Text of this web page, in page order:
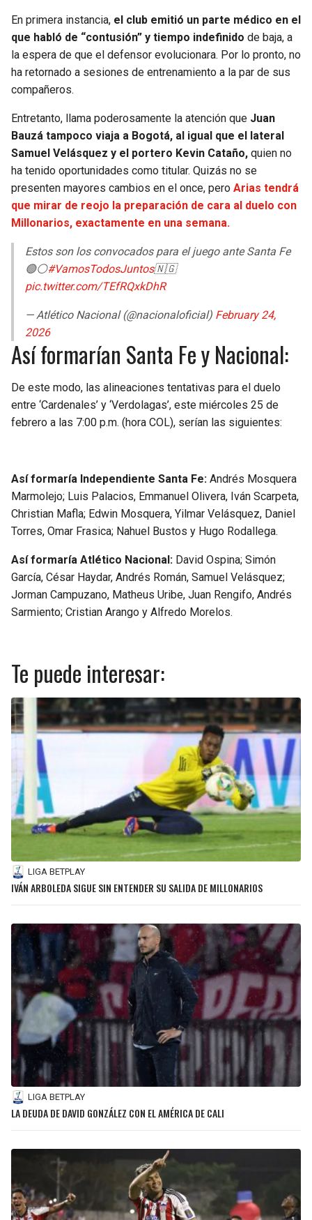
En primera instancia, el club emitió un parte médico en el
que habló de “contusión” y tiempo indefinido de baja, a
la espera de que el defensor evolucionara. Por lo pronto, no
ha retornado a sesiones de entrenamiento a la par de sus
compañeros.
Entretanto, llama poderosamente la atención que Juan
Bauzá tampoco viaja a Bogotá, al igual que el lateral
Samuel Velásquez y el portero Kevin Cataño, quien no
ha tenido oportunidades como titular. Quizás no se
presenten mayores cambios en el once, pero Arias tendrá
que mirar de reojo la preparación de cara al duelo con
Millonarios, exactamente en una semana.
Estos son los convocados para el juego ante Santa Fe
🟢⚪️#VamosTodosJuntos🇳🇬
pic.twitter.com/TEfRQxkDhR
— Atlético Nacional (@nacionaloficial) February 24,
2026
Así formarían Santa Fe y Nacional:
De este modo, las alineaciones tentativas para el duelo
entre ‘Cardenales’ y ‘Verdolagas’, este miércoles 25 de
febrero a las 7:00 p.m. (hora COL), serían las siguientes:
Así formaría Independiente Santa Fe: Andrés Mosquera
Marmolejo; Luis Palacios, Emmanuel Olivera, Iván Scarpeta,
Christian Mafla; Edwin Mosquera, Yilmar Velásquez, Daniel
Torres, Omar Frasica; Nahuel Bustos y Hugo Rodallega.
Así formaría Atlético Nacional: David Ospina; Simón
García, César Haydar, Andrés Román, Samuel Velásquez;
Jorman Campuzano, Matheus Uribe, Juan Rengifo, Andrés
Sarmiento; Cristian Arango y Alfredo Morelos.
Te puede interesar:
LIGA BETPLAY
IVÁN ARBOLEDA SIGUE SIN ENTENDER SU SALIDA DE MILLONARIOS
LIGA BETPLAY
LA DEUDA DE DAVID GONZÁLEZ CON EL AMÉRICA DE CALI